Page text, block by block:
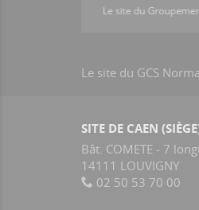
Le site du GCS
SITE DE CAEN
Bât. COMETE - 7
14111 LOUVIGNY
02 50 53 70 00